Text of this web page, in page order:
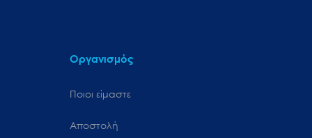
Οργανισμός
Ποιοι είμαστε
Αποστολή